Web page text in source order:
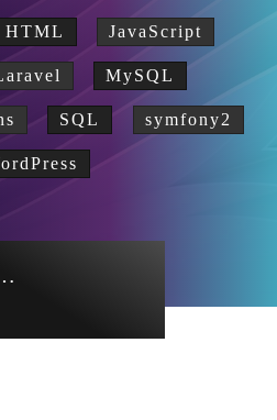
HTML JavaScript
MySQL
SQL symfony2